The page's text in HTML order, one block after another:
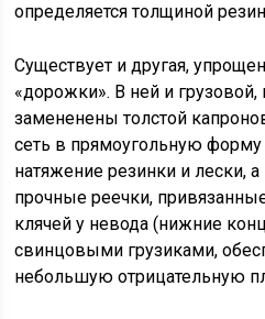
определяется толщиной
Существует и другая,
«дорожки». В ней и
замененены толстой
сеть в прямоугольную форму
натяжение резинки и лески,
прочные реечки,
клячей у невода (нижние
свинцовыми грузиками,
небольшую отрицательную